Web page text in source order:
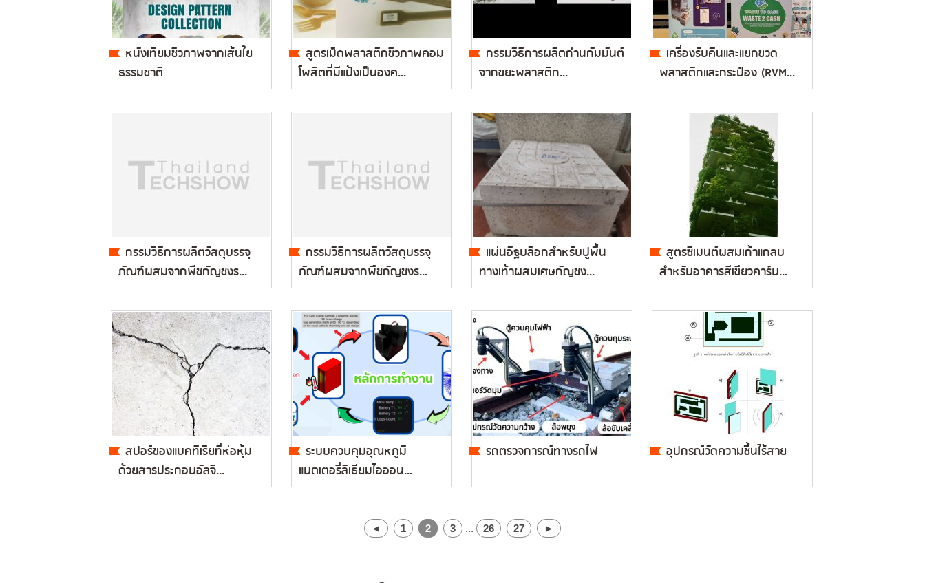
หนังเทียมชีวภาพจากเส้นใย
ธรรมชาติ
สูตรเม็ดพลาสติกชีวภาพคอม
โพสิตที่มีแป้งเป็นองค...
กรรมวิธีการผลิตถ่านกัมมันต์
จากขยะพลาสติก...
เครื่องรับคืนและแยกขวด
พลาสติกและกระป๋อง (RVM...
กรรมวิธีการผลิตวัสดุบรรจุ
ภัณฑ์ผสมจากพืชกัญชงร...
กรรมวิธีการผลิตวัสดุบรรจุ
ภัณฑ์ผสมจากพืชกัญชงร...
แผ่นอิฐบล็อกสำหรับปูพื้น
ทางเท้าผสมเศษกัญชง...
สูตรซีเมนต์ผสมเถ้าแกลบ
สำหรับอาคารสีเขียวคาร์บ...
สปอร์ของแบคทีเรียที่ห่อหุ้ม
ด้วยสารประกอบอัลจิ...
ระบบควบคุมอุณหภูมิ
แบตเตอรี่ลิเธียมไอออน...
รถตรวจการณ์ทางรถไฟ อุปกรณ์วัดความชื้นไร้สาย
◄ 1 2 3 ... 26 27 ►